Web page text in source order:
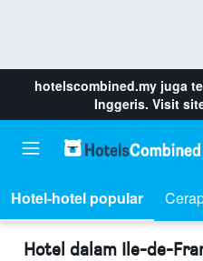
hotelscombined.my juga
Inggeris. Visit
Hotel-hotel popular
Hotel dalam Ile-de-